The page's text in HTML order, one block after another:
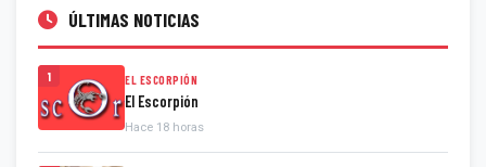
ÚLTIMAS NOTICIAS
1 EL ESCORPIÓN
El Escorpión
Hace 18 horas